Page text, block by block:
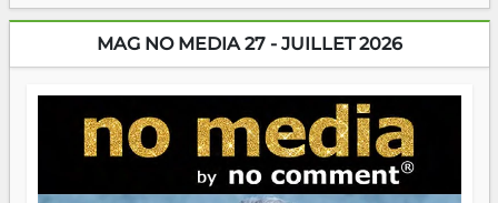
dorment vraiment la nuit. En culture, les nouvelles sont
encore meilleures. Aina Rasamoelina vient de décrocher le
Prix RFI Instrumental Afrique. Miangaly Elia rafle le Prix
jeunes qui tiennent la torche. Alors oui, on pourrait
s'arrêter là, applaudir et rentrer chez soi satisfait. Mais ce
serait passer à côté d'une chose essentielle. La fougue, ça
brûle fort — et parfois, ça brûle vite. Une flamme sans
direction peut éclairer autant qu'elle peut consumer. C'est
là que les aînés entrent en scène — pas pour reprendre le
MAG NO MEDIA 27 - JUILLET 2026